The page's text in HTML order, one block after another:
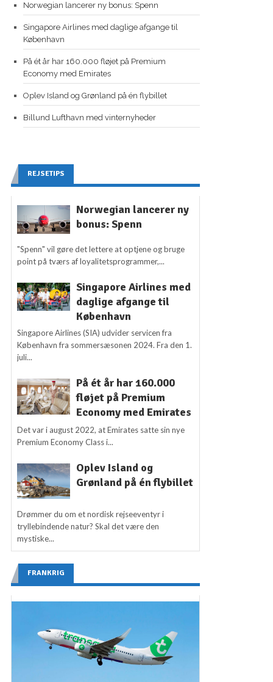
Norwegian lancerer ny bonus: Spenn
Singapore Airlines med daglige afgange til
København
På ét år har 160.000 fløjet på Premium
Economy med Emirates
Oplev Island og Grønland på én flybillet
Billund Lufthavn med vinternyheder
REJSETIPS
Norwegian lancerer ny
bonus: Spenn
"Spenn" vil gøre det lettere at optjene og bruge
point på tværs af loyalitetsprogrammer,...
Singapore Airlines med
daglige afgange til
København
Singapore Airlines (SIA) udvider servicen fra
København fra sommersæsonen 2024. Fra den 1.
juli...
På ét år har 160.000
fløjet på Premium
Economy med Emirates
Det var i august 2022, at Emirates satte sin nye
Premium Economy Class i...
Oplev Island og
Grønland på én flybillet
Drømmer du om et nordisk rejseeventyr i
tryllebindende natur? Skal det være den
mystiske...
FRANKRIG